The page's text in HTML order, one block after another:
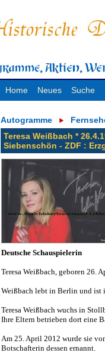
Home Neues Suche
Autogramme
Teresa Weißbach *
Siebenschön - ZDF :
Deutsche Schauspielerin
Teresa Weißbach, geboren 26.
Weißbach lebt in Berlin und ist
Teresa Weißbach wuchs in
Ihre Eltern betrieben dort eine
Am 25. April 2012 wurde sie
Botschafterin dessen ernannt.